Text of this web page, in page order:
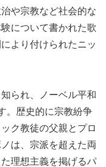
や宗教など社会的な
について書かれた歌
より付けられたニッ
られ、ノーベル平和
。歴史的に宗教紛争
ク教徒の父親とプロ
は、宗派を超えた両
理想主義を掲げるパ